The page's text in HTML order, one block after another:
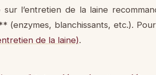
sur l’entretien de la laine
(enzymes, blanchissants, etc.).
de la laine).